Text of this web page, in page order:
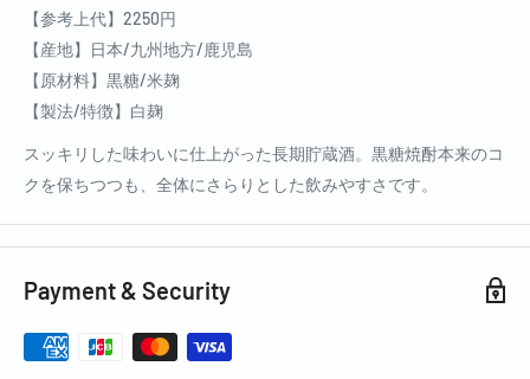
【参考上代】2250円
【産地】日本/九州地方/鹿児島
【原材料】黒糖/米麹
【製法/特徴】白麹
スッキリした味わいに仕上がった長期貯蔵酒。黒糖焼酎本来のコ
クを保ちつつも、全体にさらりとした飲みやすさです。
Payment & Security